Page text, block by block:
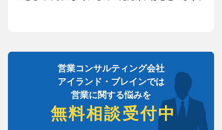
営業コンサルティング会社
アイランド・ブレインでは
営業に関する悩みを
無料相談受付中